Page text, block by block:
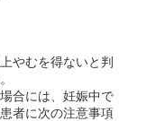
やむを得ないと判
合には、妊娠中で
者に次の注意事項